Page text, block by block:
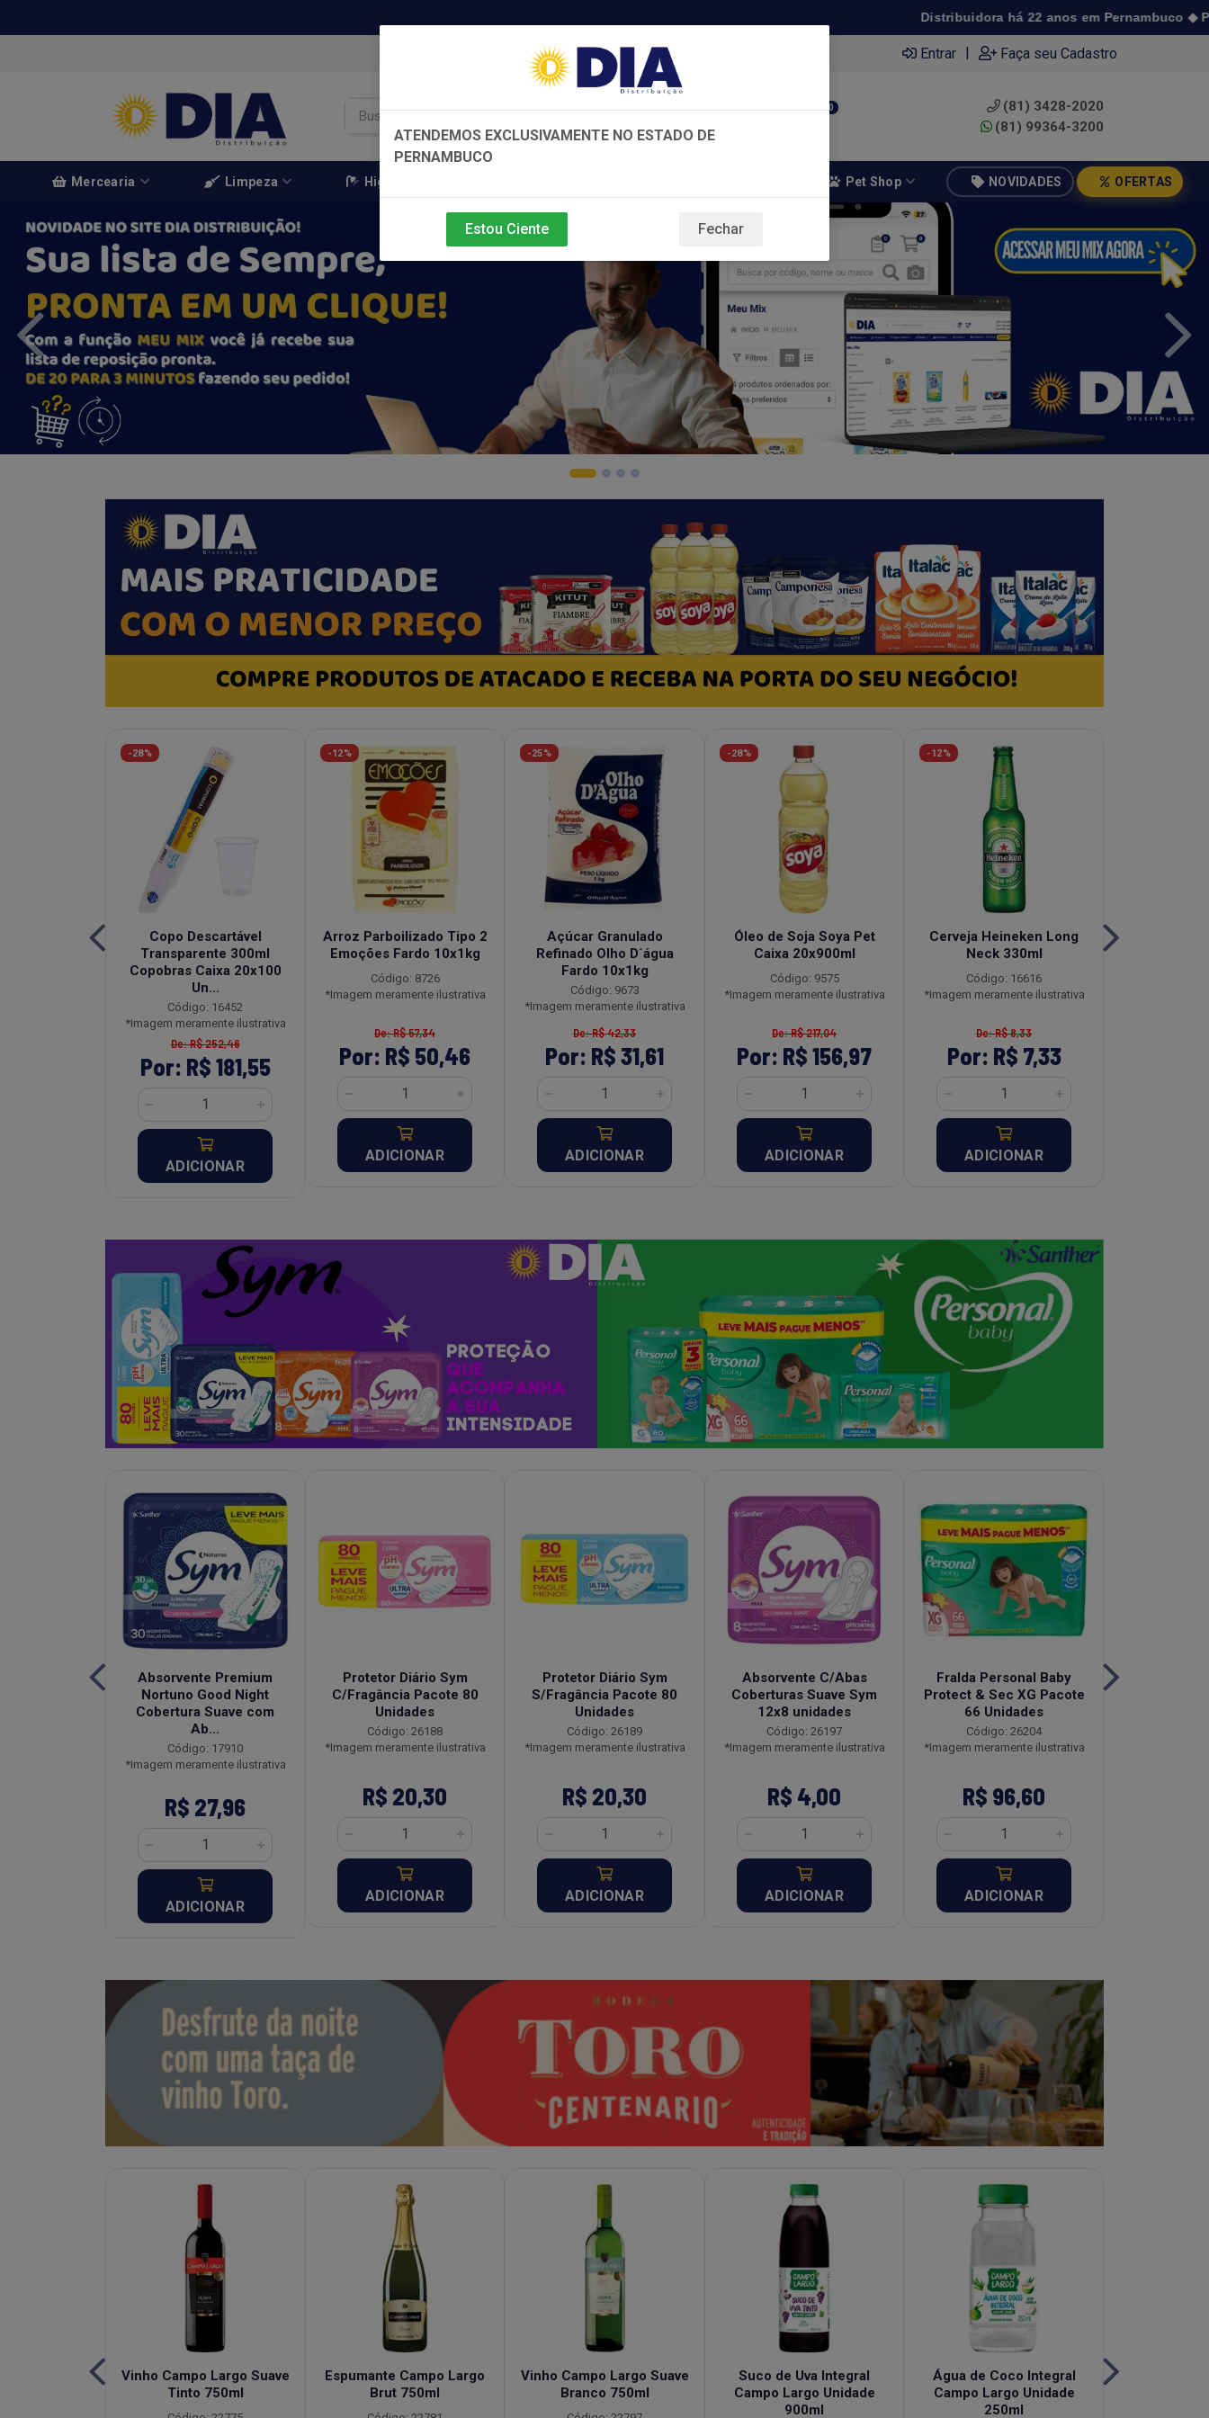
Distribuidora há 22 anos em Pernambuco ◆ Preço de
Entrar | Faça seu Cadastro
0
(81) 3428-2020
(81) 99364-3200
Mercearia Limpeza Higiene e Beleza Pet Shop NOVIDADES OFERTAS
-28%
Copo Descartável
Transparente 300ml
Copobras Caixa 20x100
Un...
Código: 16452
*Imagem meramente ilustrativa
De: R$ 252,46
Por: R$ 181,55
ADICIONAR
-12%
Arroz Parboilizado Tipo 2
Emoções Fardo 10x1kg
Código: 8726
*Imagem meramente ilustrativa
De: R$ 57,34
Por: R$ 50,46
ADICIONAR
-25%
Açúcar Granulado
Refinado Olho D´água
Fardo 10x1kg
Código: 9673
*Imagem meramente ilustrativa
De: R$ 42,33
Por: R$ 31,61
ADICIONAR
-28%
Óleo de Soja Soya Pet
Caixa 20x900ml
Código: 9575
*Imagem meramente ilustrativa
De: R$ 217,04
Por: R$ 156,97
ADICIONAR
-12%
Cerveja Heineken Long
Neck 330ml
Código: 16616
*Imagem meramente ilustrativa
De: R$ 8,33
Por: R$ 7,33
ADICIONAR
Absorvente Premium
Nortuno Good Night
Cobertura Suave com
Ab...
Código: 17910
*Imagem meramente ilustrativa
R$ 27,96
ADICIONAR
Protetor Diário Sym
C/Fragância Pacote 80
Unidades
Código: 26188
*Imagem meramente ilustrativa
R$ 20,30
ADICIONAR
Protetor Diário Sym
S/Fragância Pacote 80
Unidades
Código: 26189
*Imagem meramente ilustrativa
R$ 20,30
ADICIONAR
Absorvente C/Abas
Coberturas Suave Sym
12x8 unidades
Código: 26197
*Imagem meramente ilustrativa
R$ 4,00
ADICIONAR
Fralda Personal Baby
Protect & Sec XG Pacote
66 Unidades
Código: 26204
*Imagem meramente ilustrativa
R$ 96,60
ADICIONAR
Vinho Campo Largo Suave
Tinto 750ml
Espumante Campo Largo
Brut 750ml
Vinho Campo Largo Suave
Branco 750ml
Suco de Uva Integral
Campo Largo Unidade
900ml
Água de Coco Integral
Campo Largo Unidade
250ml
ATENDEMOS EXCLUSIVAMENTE NO ESTADO DE
PERNAMBUCO
Estou Ciente Fechar